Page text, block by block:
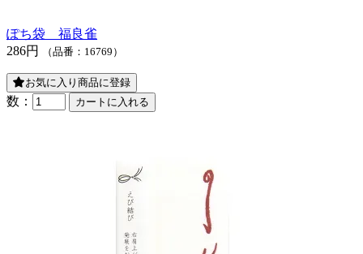
ぽち袋 福良雀
286円
（品番：16769）
お気に入り商品に登録
数：